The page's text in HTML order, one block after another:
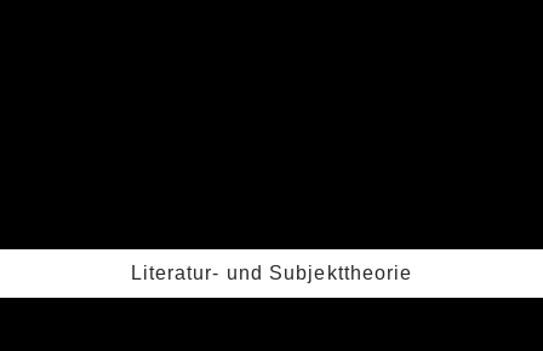
Literatur- und Subjekttheorie